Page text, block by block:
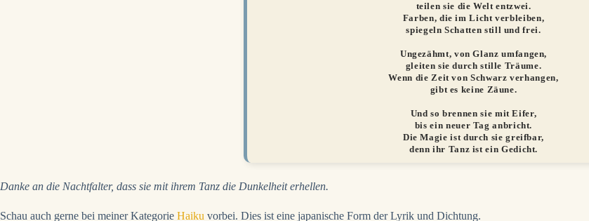
teilen sie die Welt entzwei.
Farben, die im Licht verbleiben,
spiegeln Schatten still und frei.
Ungezähmt, von Glanz umfangen,
gleiten sie durch stille Träume.
Wenn die Zeit von Schwarz verhangen,
gibt es keine Zäune.
Und so brennen sie mit Eifer,
bis ein neuer Tag anbricht.
Die Magie ist durch sie greifbar,
denn ihr Tanz ist ein Gedicht.
Danke an die Nachtfalter, dass sie mit ihrem Tanz die Dunkelheit erhellen.
Schau auch gerne bei meiner Kategorie Haiku vorbei. Dies ist eine japanische Form der Lyrik und Dichtung.